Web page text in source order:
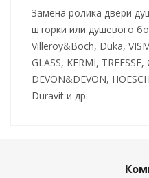
Замена ролика двери
шторки или душевого
Villeroy&Boch, Duka,
GLASS, KERMI,
DEVON&DEVON,
Duravit и др.